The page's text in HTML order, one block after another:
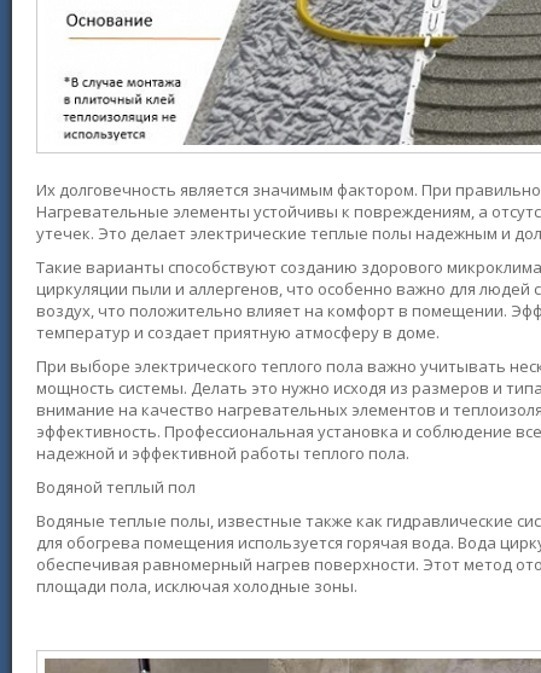
Их долговечность является значимым фактором. При
Нагревательные элементы устойчивы к повреждениям, а
утечек. Это делает электрические теплые полы надежным и
Такие варианты способствуют созданию здорового
циркуляции пыли и аллергенов, что особенно важно для
воздух, что положительно влияет на комфорт в помещении.
температур и создает приятную атмосферу в доме.
При выборе электрического теплого пола важно учитывать
мощность системы. Делать это нужно исходя из размеров и
внимание на качество нагревательных элементов и
эффективность. Профессиональная установка и соблюдение
надежной и эффективной работы теплого пола.
Водяной теплый пол
Водяные теплые полы, известные также как гидравлические
для обогрева помещения используется горячая вода. Вода
обеспечивая равномерный нагрев поверхности. Этот метод
площади пола, исключая холодные зоны.